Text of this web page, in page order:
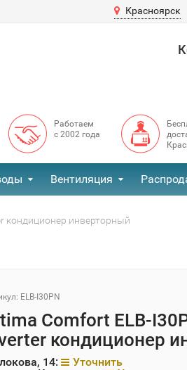
Красноярск
Работаем
с 2002 года
Вентиляция
кондиционер инверторный
ELB-I30PN
Comfort ELB-
кондиционер
14:
Уточнить